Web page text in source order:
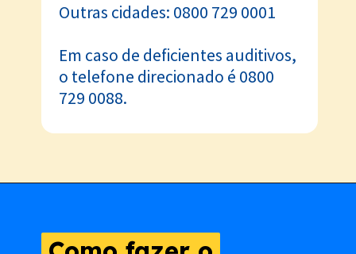
Outras cidades: 0800 729 0001
Em caso de deficientes auditivos,
o telefone direcionado é 0800
729 0088.